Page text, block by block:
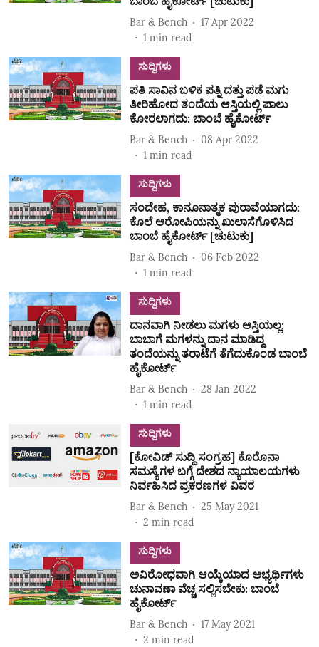
Bar & Bench
17 Apr 2022
1 min read
ಸುದ್ದಿಗಳು
ಪತಿ ಸಾವಿನ ಬಳಿಕ ಪತ್ನಿ ದತ್ತು ಪಡೆ ಮಗು
ತೀರಿಹೋದ ತಂದೆಯ ಆಸ್ತಿಯಲ್ಲಿ ಪಾಲು
ಕೋರಲಾಗದು: ಬಾಂಬೆ ಹೈಕೋರ್ಟ್‌
Bar & Bench
08 Apr 2022
1 min read
ಸುದ್ದಿಗಳು
ಸಂದೇಹ, ಕಾನೂನಾತ್ಮಕ ಪುರಾವೆಯಾಗದು:
ಕೊಲೆ ಆರೋಪಿಯನ್ನು ಖುಲಾಸೆಗೊಳಿಸಿದ
ಬಾಂಬೆ ಹೈಕೋರ್ಟ್ [ಚುಟುಕು]
Bar & Bench
06 Feb 2022
1 min read
ಸುದ್ದಿಗಳು
ದಾನವಾಗಿ ನೀಡಲು ಮಗಳು ಆಸ್ತಿಯಲ್ಲ:
ಬಾಬಾಗೆ ಮಗಳನ್ನು ದಾನ ಮಾಡಿದ್ದ
ತಂದೆಯನ್ನು ತರಾಟೆಗೆ ತೆಗೆದುಕೊಂಡ ಬಾಂಬೆ
ಹೈಕೋರ್ಟ್
Bar & Bench
28 Jan 2022
1 min read
ಸುದ್ದಿಗಳು
[ಕೋವಿಡ್‌ ಸುದ್ದಿ ಸಂಗ್ರಹ] ಕೊರೊನಾ
ಸಮಸ್ಯೆಗಳ ಬಗ್ಗೆ ದೇಶದ ನ್ಯಾಯಾಲಯಗಳು
ನಿರ್ವಹಿಸಿದ ಪ್ರಕರಣಗಳ ವಿವರ
Bar & Bench
25 May 2021
2 min read
ಸುದ್ದಿಗಳು
ಅವಿರೋಧವಾಗಿ ಆಯ್ಕೆಯಾದ ಅಭ್ಯರ್ಥಿಗಳು
ಚುನಾವಣಾ ವೆಚ್ಚ ಸಲ್ಲಿಸಬೇಕು: ಬಾಂಬೆ
ಹೈಕೋರ್ಟ್‌
Bar & Bench
17 May 2021
2 min read